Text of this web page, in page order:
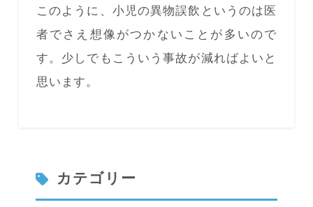
このように、小児の異物誤飲というのは医
者でさえ想像がつかないことが多いので
す。少しでもこういう事故が減ればよいと
思います。
カテゴリー